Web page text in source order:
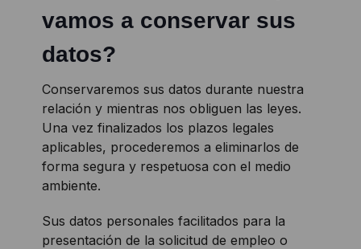
vamos a conservar sus
datos?
Conservaremos sus datos durante nuestra
relación y mientras nos obliguen las leyes.
Una vez finalizados los plazos legales
aplicables, procederemos a eliminarlos de
forma segura y respetuosa con el medio
ambiente.
Sus datos personales facilitados para la
presentación de la solicitud de empleo o